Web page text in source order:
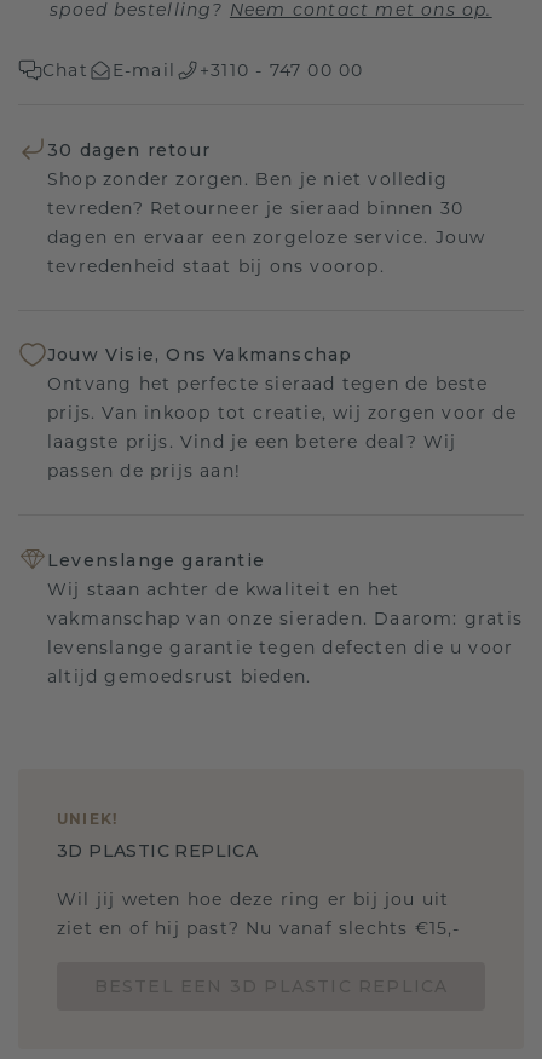
spoed bestelling? Neem contact met ons op.
Chat E-mail +3110 - 747 00 00
30 dagen retour
Shop zonder zorgen. Ben je niet volledig
tevreden? Retourneer je sieraad binnen 30
dagen en ervaar een zorgeloze service. Jouw
tevredenheid staat bij ons voorop.
Jouw Visie, Ons Vakmanschap
Ontvang het perfecte sieraad tegen de beste
prijs. Van inkoop tot creatie, wij zorgen voor de
laagste prijs. Vind je een betere deal? Wij
passen de prijs aan!
Levenslange garantie
Wij staan achter de kwaliteit en het
vakmanschap van onze sieraden. Daarom: gratis
levenslange garantie tegen defecten die u voor
altijd gemoedsrust bieden.
UNIEK!
3D PLASTIC REPLICA
Wil jij weten hoe deze ring er bij jou uit
ziet en of hij past? Nu vanaf slechts €15,-